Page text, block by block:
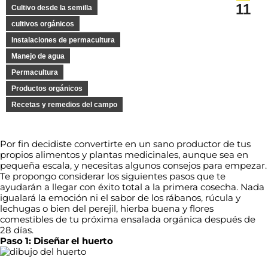
11
Cultivo desde la semilla
cultivos orgánicos
Instalaciones de permacultura
Manejo de agua
Permacultura
Productos orgánicos
Recetas y remedios del campo
Por fin decidiste convertirte en un sano productor de tus
propios alimentos y plantas medicinales, aunque sea en
pequeña escala, y necesitas algunos consejos para empezar.
Te propongo considerar los siguientes pasos que te
ayudarán a llegar con éxito total a la primera cosecha. Nada
igualará la emoción ni el sabor de los rábanos, rúcula y
lechugas o bien del perejil, hierba buena y flores
comestibles de tu próxima ensalada orgánica después de
28 días.
Paso 1: Diseñar el huerto